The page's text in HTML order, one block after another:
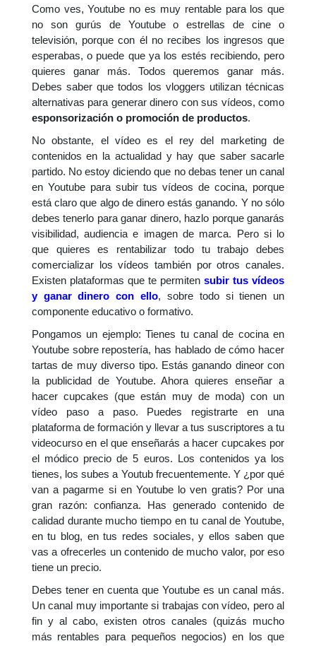
Como ves, Youtube no es muy rentable para los que
no son gurús de Youtube o estrellas de cine o
televisión, porque con él no recibes los ingresos que
esperabas, o puede que ya los estés recibiendo, pero
quieres ganar más. Todos queremos ganar más.
Debes saber que todos los vloggers utilizan técnicas
alternativas para generar dinero con sus vídeos, como
esponsorización o promoción de productos.
No obstante, el vídeo es el rey del marketing de
contenidos en la actualidad y hay que saber sacarle
partido. No estoy diciendo que no debas tener un canal
en Youtube para subir tus vídeos de cocina, porque
está claro que algo de dinero estás ganando. Y no sólo
debes tenerlo para ganar dinero, hazlo porque ganarás
visibilidad, audiencia e imagen de marca. Pero si lo
que quieres es rentabilizar todo tu trabajo debes
comercializar los vídeos también por otros canales.
Existen plataformas que te permitensubir tus vídeos
y ganar dinero con ello, sobre todo si tienen un
componente educativo o formativo.
Pongamos un ejemplo: Tienes tu canal de cocina en
Youtube sobre repostería, has hablado de cómo hacer
tartas de muy diverso tipo. Estás ganando dineor con
la publicidad de Youtube. Ahora quieres enseñar a
hacer cupcakes (que están muy de moda) con un
vídeo paso a paso. Puedes registrarte en una
plataforma de formación y llevar a tus suscriptores a tu
videocurso en el que enseñarás a hacer cupcakes por
el módico precio de 5 euros. Los contenidos ya los
tienes, los subes a Youtub frecuentemente. Y ¿por qué
van a pagarme si en Youtube lo ven gratis? Por una
gran razón: confianza. Has generado contenido de
calidad durante mucho tiempo en tu canal de Youtube,
en tu blog, en tus redes sociales, y ellos saben que
vas a ofrecerles un contenido de mucho valor, por eso
tiene un precio.
Debes tener en cuenta que Youtube es un canal más.
Un canal muy importante si trabajas con vídeo, pero al
fin y al cabo, existen otros canales (quizás mucho
más rentables para pequeños negocios) en los que